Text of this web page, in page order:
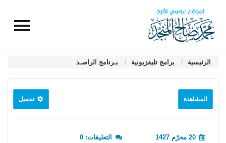
الرئيسية برامج تليفزيونية بـرنامج الراصـد
المشاهدة تحميل
التعليقات: 0